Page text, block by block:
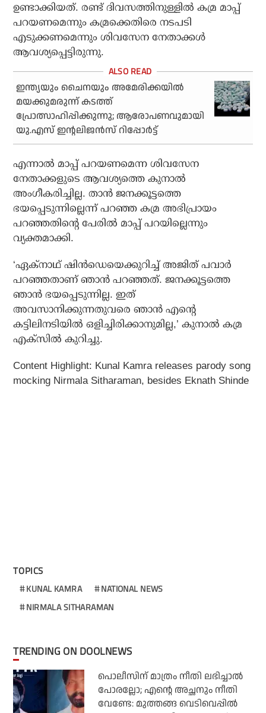
ഉണ്ടാക്കിയത്. രണ്ട് ദിവസത്തിനുള്ളില്‍ കമ്ര മാപ്പ്
പറയണമെന്നും കമ്രക്കെതിരെ നടപടി
എടുക്കണമെന്നും ശിവസേന നേതാക്കള്‍
ആവശ്യപ്പെട്ടിരുന്നു.
ഇന്ത്യയും ചൈനയും അമേരിക്കയിൽ
മയക്കുമരുന്ന് കടത്ത്
പ്രോത്സാഹിപ്പിക്കുന്നു; ആരോപണവുമായി
യു.എസ് ഇന്റലിജൻസ് റിപ്പോർട്ട്
എന്നാല്‍ മാപ്പ് പറയണമെന്ന ശിവസേന
നേതാക്കളുടെ ആവശ്യത്തെ കുനാല്‍
അംഗീകരിച്ചില്ല. താന്‍ ജനക്കൂട്ടത്തെ
ഭയപ്പെടുന്നില്ലെന്ന് പറഞ്ഞ കമ്ര അഭിപ്രായം
പറഞ്ഞതിന്റെ പേരില്‍ മാപ്പ് പറയില്ലെന്നും
വ്യക്തമാക്കി.
‘ഏക്നാഥ് ഷിന്‍ഡെയെക്കുറിച്ച് അജിത് പവാര്‍
പറഞ്ഞതാണ് ഞാന്‍ പറഞ്ഞത്. ജനക്കൂട്ടത്തെ
ഞാന്‍ ഭയപ്പെടുന്നില്ല. ഇത്
അവസാനിക്കുന്നതുവരെ ഞാന്‍ എന്റെ
കട്ടിലിനടിയില്‍ ഒളിച്ചിരിക്കാനുമില്ല,’ കുനാല്‍ കമ്ര
എക്സില്‍ കുറിച്ചു.
Content Highlight: Kunal Kamra releases parody song
mocking Nirmala Sitharaman, besides Eknath Shinde
TOPICS
KUNAL KAMRA
NATIONAL NEWS
NIRMALA SITHARAMAN
TRENDING ON DOOLNEWS
പൊലീസിന് മാത്രം നീതി ലഭിച്ചാല്‍
പോരല്ലോ; എന്റെ അച്ഛനും നീതി
വേണ്ടേ: മുത്തങ്ങ വെടിവെപ്പില്‍